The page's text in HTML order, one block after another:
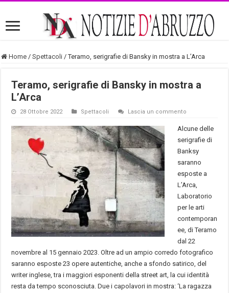
Home / Spettacoli / Teramo, serigrafie di Bansky in mostra a L’Arca
Teramo, serigrafie di Bansky in mostra a
L’Arca
28 Ottobre 2022 Spettacoli Lascia un commento
Alcune delle
serigrafie di
Banksy
saranno
esposte a
L’Arca,
Laboratorio
per le arti
contemporan
ee, di Teramo
dal 22
novembre al 15 gennaio 2023. Oltre ad un ampio corredo fotografico
saranno esposte 23 opere autentiche, anche a sfondo satirico, del
writer inglese, tra i maggiori esponenti della street art, la cui identità
resta da tempo sconosciuta. Due i capolavori in mostra: ‘La ragazza